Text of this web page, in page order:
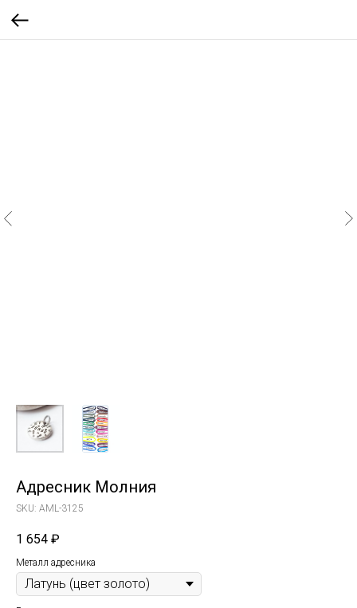
Адресник Молния
SKU: AML-3125
1 654 ₽
Металл адресника